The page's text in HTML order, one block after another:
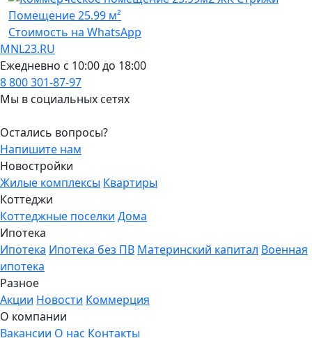
Помещение25.99 м²
Стоимость на WhatsApp
MNL23.RU
Ежедневно с 10:00 до 18:00
8 800 301-87-97
Мы в социальных сетях
Остались вопросы?
Напишите нам
Новостройки
Жилые комплексы Квартиры
Коттеджи
Коттеджные поселки Дома
Ипотека
Ипотека Ипотека без ПВ Материнский капитал Военная
ипотека
Разное
Акции Новости Коммерция
О компании
Вакансии О нас Контакты